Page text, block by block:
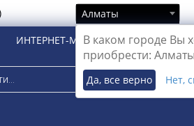
Алматы
В каком городе Вы
приобрести: Алматы
Да, все верно Нет,
ИНТЕРНЕТ-МАГАЗИН ДЛЯ